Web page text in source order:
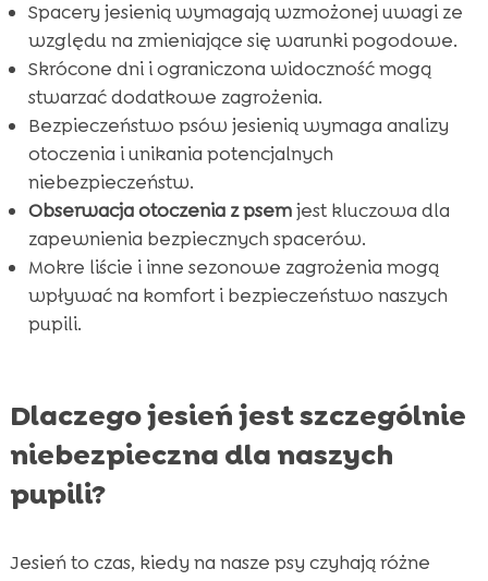

Zapobieganie wypadkom podczas spacerów
z psem
 Rozpowszechnianie świadomości o
bezpieczeństwie jesiennym
 Znaki, na które warto zwrócić uwagę podczas
spaceru
Wniosek
FAQ
Spacery jesienią wymagają wzmożonej uwagi ze
względu na zmieniające się warunki pogodowe.
Skrócone dni i ograniczona widoczność mogą
stwarzać dodatkowe zagrożenia.
Bezpieczeństwo psów jesienią wymaga analizy
otoczenia i unikania potencjalnych
niebezpieczeństw.
Obserwacja otoczenia z psemjest kluczowa dla
zapewnienia bezpiecznych spacerów.
Mokre liście i inne sezonowe zagrożenia mogą
wpływać na komfort i bezpieczeństwo naszych
pupili.
Dlaczego jesień jest szczególnie
niebezpieczna dla naszych
pupili?
Jesień to czas, kiedy na nasze psy czyhają różne